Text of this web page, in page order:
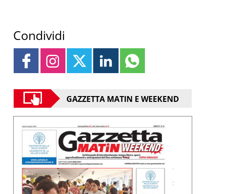
Condividi
GAZZETTA MATIN E WEEKEND